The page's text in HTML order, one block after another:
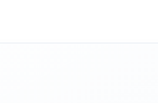
minimize eden bir
bitki enerjisinin verimli
gelişimini baskıladığı apikal
maddelerini ve enerjisini gereksiz